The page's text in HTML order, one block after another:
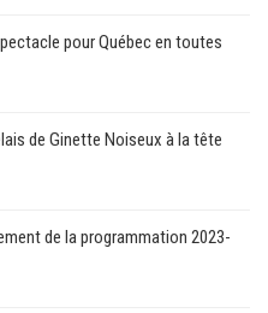
pour Québec en toutes
de Ginette Noiseux à la tête
de la programmation 2023-